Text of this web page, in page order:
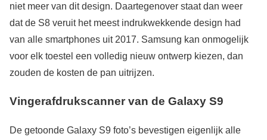
niet meer van dit design. Daartegenover staat dan weer
dat de S8 veruit het meest indrukwekkende design had
van alle smartphones uit 2017. Samsung kan onmogelijk
voor elk toestel een volledig nieuw ontwerp kiezen, dan
zouden de kosten de pan uitrijzen.
Vingerafdrukscanner van de Galaxy S9
De getoonde Galaxy S9 foto’s bevestigen eigenlijk alle